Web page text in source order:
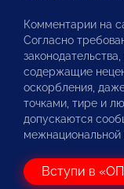
Комментарии на
Согласно
содержащие
оскорбления,
точками, тире и
допускаются
межнациональной
Вступи в